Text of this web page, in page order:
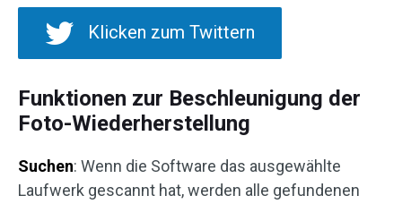
Klicken zum Twittern
Funktionen zur Beschleunigung der
Foto-Wiederherstellung
Suchen: Wenn die Software das ausgewählte
Laufwerk gescannt hat, werden alle gefundenen